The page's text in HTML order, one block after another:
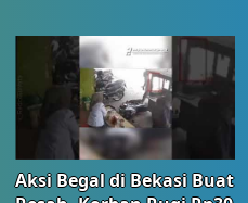
Aksi Begal di Bekasi Buat